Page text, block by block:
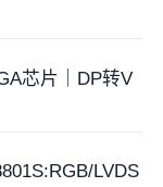
芯片｜DP转V
LVDS